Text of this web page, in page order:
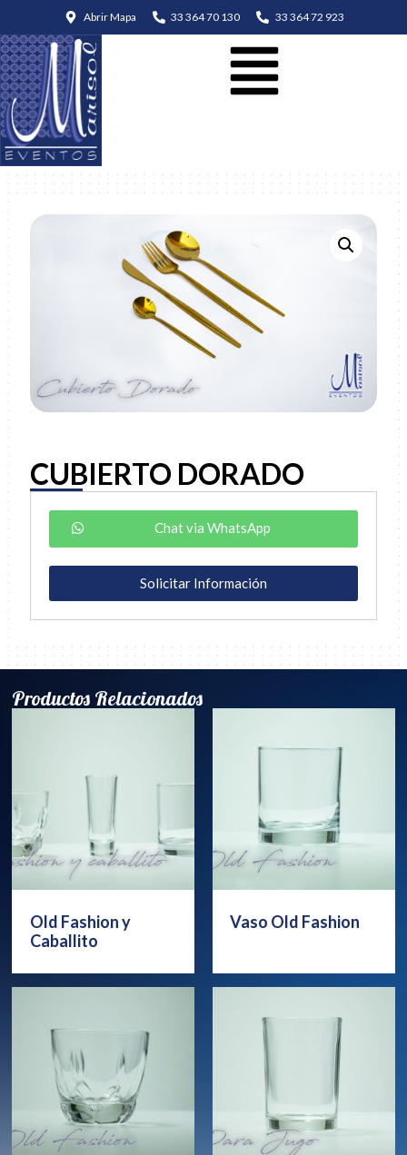
Abrir Mapa 33 364 70 130 33 364 72 923
CUBIERTO DORADO
Chat via WhatsApp
Solicitar Información
Productos Relacionados
Old Fashion y
Caballito
Vaso Old Fashion